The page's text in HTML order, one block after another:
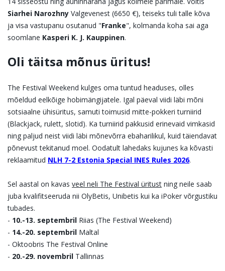
Siarhei Narozhny Valgevenest (6650 €), teiseks tuli talle kõva
ja visa vastupanu osutanud "Franke", kolmanda koha sai aga
soomlane Kasperi K. J. Kauppinen.
Oli täitsa mõnus üritus!
The Festival Weekend kulges oma tuntud headuses, olles
mõeldud eelkõige hobimängijatele. Igal päeval viidi läbi mõni
sotsiaalne ühisüritus, samuti toimusid mitte-pokkeri turniirid
(Blackjack, rulett, slotid). Ka turniirid pakkusid erinevaid vimkasid
ning paljud neist viidi läbi mõnevõrra ebaharilikul, kuid täiendavat
põnevust tekitanud moel. Oodatult lahedaks kujunes ka kõvasti
reklaamitud NLH 7-2 Estonia Special INES Rules 2026.
Sel aastal on kavas veel neli The Festival üritust ning neile saab
juba kvalifitseeruda nii OlyBetis, Unibetis kui ka iPoker võrgustiku
tubades.
- 10.-13. septembril Riias (The Festival Weekend)
- 14.-20. septembril Maltal
- Oktoobris The Festival Online
- 20.-29. novembril Tallinnas